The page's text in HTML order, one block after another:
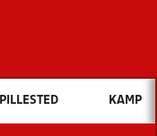
vil du søge efter?
OG NYHEDER
KAMP